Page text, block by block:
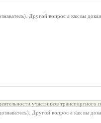
Другой вопрос а как вы
участников
Другой вопрос а как вы